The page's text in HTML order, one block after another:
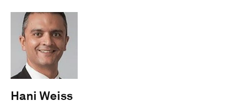
Hani Weiss